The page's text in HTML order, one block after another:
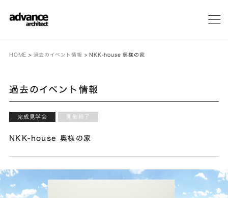
メ
HOME > 過去のイベント情報 > NKK-house 奥様の家
過去のイベント情報
完成見学会 開催終了
NKK-house 奥様の家